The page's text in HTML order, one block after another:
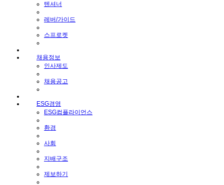
텐셔너
레버/가이드
스프로켓
채용정보
인사제도
채용공고
ESG경영
ESG컴플라이언스
환경
사회
지배구조
제보하기